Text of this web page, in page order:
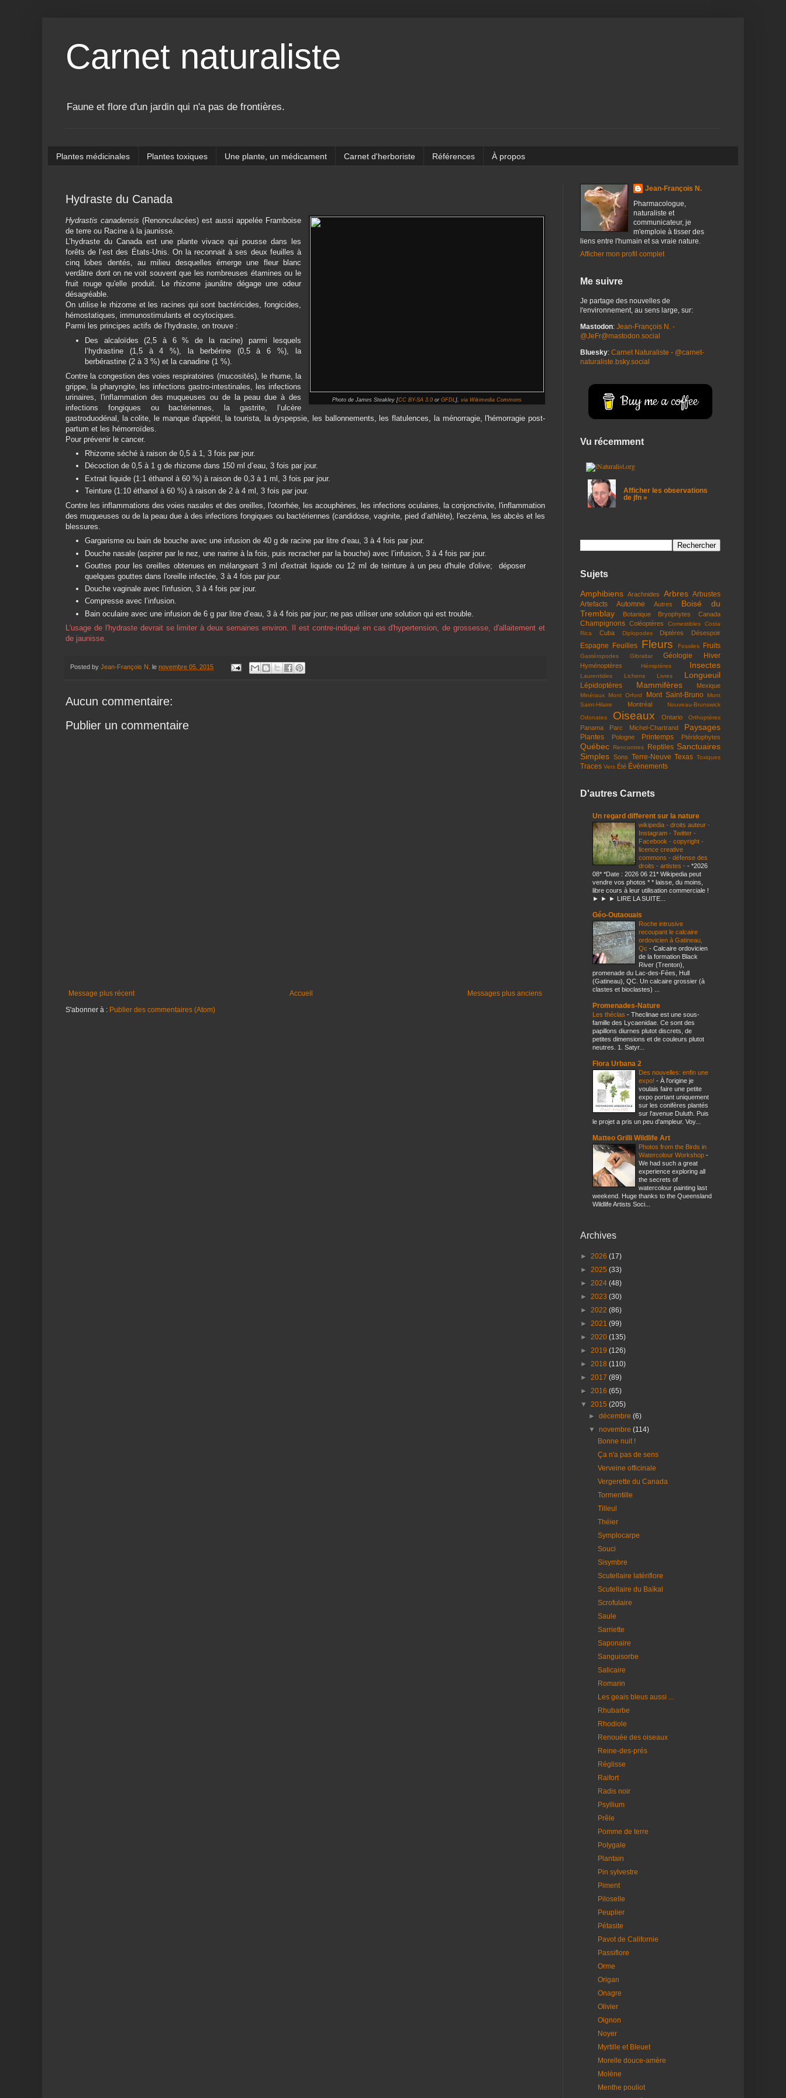
Carnet naturaliste
Faune et flore d'un jardin qui n'a pas de frontières.
Plantes médicinales Plantes toxiques Une plante, un médicament Carnet d'herboriste Références À propos
Hydraste du Canada
Photo de James Steakley [CC BY-SA 3.0 or GFDL], via Wikimedia Commons
Hydrastis canadensis (Renonculacées) est aussi appelée Framboise
de terre ou Racine à la jaunisse.
L’hydraste du Canada est une plante vivace qui pousse dans les
forêts de l’est des États-Unis. On la reconnait à ses deux feuilles à
cinq lobes dentés, au milieu desquelles émerge une fleur blanc
verdâtre dont on ne voit souvent que les nombreuses étamines ou le
fruit rouge qu'elle produit. Le rhizome jaunâtre dégage une odeur
désagréable.
On utilise le rhizome et les racines qui sont bactéricides, fongicides,
hémostatiques, immunostimulants et ocytociques.
Parmi les principes actifs de l’hydraste, on trouve :
Des alcaloïdes (2,5 à 6 % de la racine) parmi lesquels
l’hydrastine (1,5 à 4 %), la berbérine (0,5 à 6 %), la
berbérastine (2 à 3 %) et la canadine (1 %).
Contre la congestion des voies respiratoires (mucosités), le rhume, la
grippe, la pharyngite, les infections gastro-intestinales, les infections
urinaires, l'inflammation des muqueuses ou de la peau due à des
infections fongiques ou bactériennes, la gastrite, l’ulcère
gastroduodénal, la colite, le manque d'appétit, la tourista, la dyspepsie, les ballonnements, les flatulences, la ménorragie, l'hémorragie post-
partum et les hémorroïdes.
Pour prévenir le cancer.
Rhizome séché à raison de 0,5 à 1, 3 fois par jour.
Décoction de 0,5 à 1 g de rhizome dans 150 ml d’eau, 3 fois par jour.
Extrait liquide (1:1 éthanol à 60 %) à raison de 0,3 à 1 ml, 3 fois par jour.
Teinture (1:10 éthanol à 60 %) à raison de 2 à 4 ml, 3 fois par jour.
Contre les inflammations des voies nasales et des oreilles, l'otorrhée, les acouphènes, les infections oculaires, la conjonctivite, l'inflammation
des muqueuses ou de la peau due à des infections fongiques ou bactériennes (candidose, vaginite, pied d’athlète), l'eczéma, les abcès et les
blessures.
Gargarisme ou bain de bouche avec une infusion de 40 g de racine par litre d’eau, 3 à 4 fois par jour.
Douche nasale (aspirer par le nez, une narine à la fois, puis recracher par la bouche) avec l’infusion, 3 à 4 fois par jour.
Gouttes pour les oreilles obtenues en mélangeant 3 ml d'extrait liquide ou 12 ml de teinture à un peu d'huile d'olive; déposer
quelques gouttes dans l'oreille infectée, 3 à 4 fois par jour.
Douche vaginale avec l'infusion, 3 à 4 fois par jour.
Compresse avec l’infusion.
Bain oculaire avec une infusion de 6 g par litre d’eau, 3 à 4 fois par jour; ne pas utiliser une solution qui est trouble.
L'usage de l'hydraste devrait se limiter à deux semaines environ. Il est contre-indiqué en cas d'hypertension, de grossesse, d'allaitement et
de jaunisse.
Posted by Jean-François N. le novembre 05, 2015
Aucun commentaire:
Publier un commentaire
Message plus récent Messages plus anciens
Accueil
S'abonner à : Publier des commentaires (Atom)
Jean-François N.
Pharmacologue,
naturaliste et
communicateur, je
m'emploie à tisser des
liens entre l'humain et sa vraie nature.
Afficher mon profil complet
Me suivre
Je partage des nouvelles de
l'environnement, au sens large, sur:
Mastodon: Jean-François N. -
@JeFr@mastodon.social
Bluesky: Carnet Naturaliste - @carnet-
naturaliste.bsky.social
Buy me a coffee
Vu récemment
Afficher les observations
de jfn »
Sujets
Amphibiens Arachnides Arbres Arbustes
Artefacts
Automne Autres
Boisé du
Tremblay
Botanique Bryophytes Canada
Champignons Coléoptères Comestibles
Costa
Rica
Cuba Diplopodes Diptères Désespoir
Espagne Feuilles Fleurs Fossiles Fruits
Gastéropodes Gibraltar Géologie Hiver
Hyménoptères Hémiptères Insectes
Laurentides Lichens Livres Longueuil
Lépidoptères Mammifères Mexique
Minéraux Mont Orford Mont Saint-Bruno
Mont
Saint-Hilaire
Montréal
Nouveau-Brunswick
Odonates
Oiseaux Ontario Orthoptères
Panama Parc Michel-Chartrand Paysages
Plantes Pologne Printemps Ptéridophytes
Québec Rencontres Reptiles Sanctuaires
Simples Sons Terre-Neuve Texas Toxiques
Traces Vers Été Événements
D'autres Carnets
Un regard different sur la nature
wikipedia - droits auteur -
Instagram - Twitter -
Facebook - copyright -
licence creative
commons - défense des
droits - artistes - - *2026
08* *Date : 2026 06 21* Wikipedia peut
vendre vos photos * * laisse, du moins,
libre cours à leur utilisation commerciale !
► ► ► LIRE LA SUITE...
Géo-Outaouais
Roche intrusive
recoupant le calcaire
ordovicien à Gatineau,
Qc - Calcaire ordovicien
de la formation Black
River (Trenton),
promenade du Lac-des-Fées, Hull
(Gatineau), QC. Un calcaire grossier (à
clastes et bioclastes) ...
Promenades-Nature
Les théclas - Theclinae est une sous-
famille des Lycaenidae. Ce sont des
papillons diurnes plutot discrets, de
petites dimensions et de couleurs plutot
neutres. 1. Satyr...
Flora Urbana 2
Des nouvelles: enfin une
expo! - À l'origine je
voulais faire une petite
expo portant uniquement
sur les conifères plantés
sur l'avenue Duluth. Puis
le projet a pris un peu d'ampleur. Voy...
Matteo Grilli Wildlife Art
Photos from the Birds in
Watercolour Workshop -
We had such a great
experience exploring all
the secrets of
watercolour painting last
weekend. Huge thanks to the Queensland
Wildlife Artists Soci...
Archives
► 2026 (17)
► 2025 (33)
► 2024 (48)
► 2023 (30)
► 2022 (86)
► 2021 (99)
► 2020 (135)
► 2019 (126)
► 2018 (110)
► 2017 (89)
► 2016 (65)
▼ 2015 (205)
►décembre(6)
▼novembre(114)
Bonne nuit !
Ça n'a pas de sens
Verveine officinale
Vergerette du Canada
Tormentille
Tilleul
Théier
Symplocarpe
Souci
Sisymbre
Scutellaire latériflore
Scutellaire du Baïkal
Scrofulaire
Saule
Sarriette
Saponaire
Sanguisorbe
Salicaire
Romarin
Les geais bleus aussi ...
Rhubarbe
Rhodiole
Renouée des oiseaux
Reine-des-prés
Réglisse
Raifort
Radis noir
Psyllium
Prêle
Pomme de terre
Polygale
Plantain
Pin sylvestre
Piment
Piloselle
Peuplier
Pétasite
Pavot de Californie
Passiflore
Orme
Origan
Onagre
Olivier
Oignon
Noyer
Myrtille et Bleuet
Morelle douce-amère
Molène
Menthe pouliot